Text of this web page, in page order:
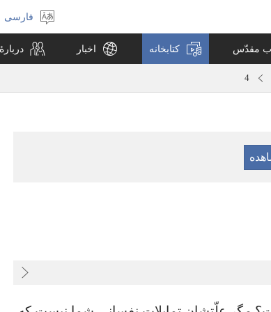
انتخاب
فارسی
مقدّس کتابخانه اخبار
4